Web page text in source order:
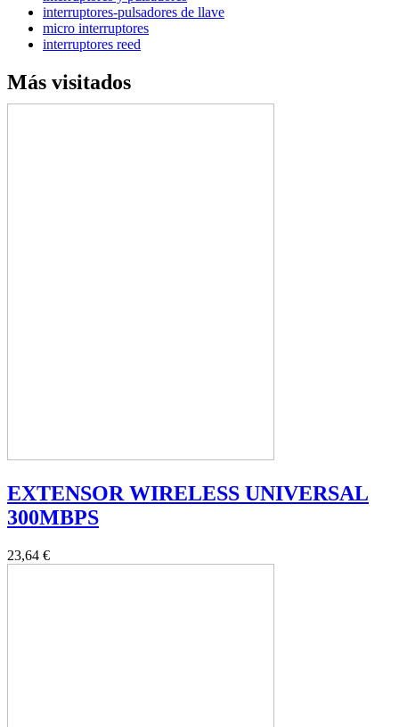
interruptores-pulsadores de llave
micro interruptores
interruptores reed
Más visitados
EXTENSOR WIRELESS UNIVERSAL
300MBPS
23,64 €